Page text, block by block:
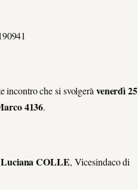
incontro che si svolgerà venerdì 25
4136.
Luciana COLLE, Vicesindaco di